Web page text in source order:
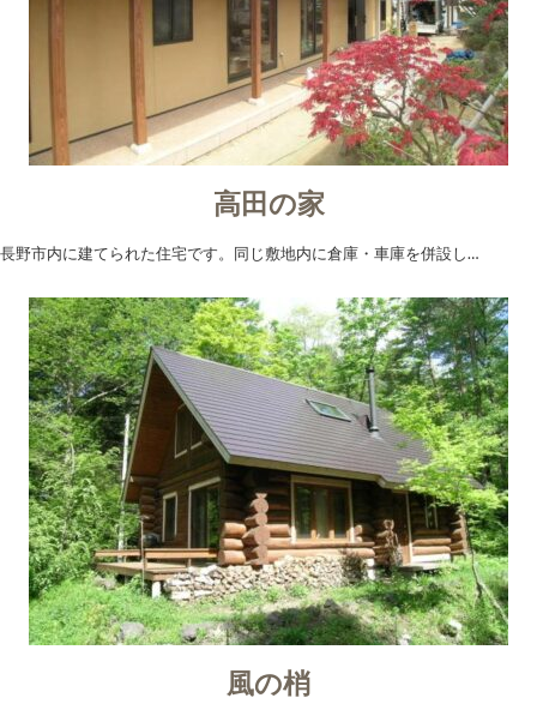
高田の家
長野市内に建てられた住宅です。同じ敷地内に倉庫・車庫を併設し…
風の梢